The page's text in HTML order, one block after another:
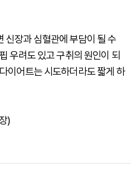
신장과 심혈관에 부담이 될 수
우려도 있고 구취의 원인이 되
이어트는 시도하더라도 짧게 하
)